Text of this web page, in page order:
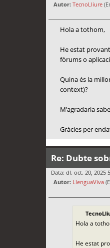
Autor: TecnoLliure
Hola a tothom,
He estat
fòrums o
Quina és la
context)?
M’agradaria
Gràcies per
Re: Dubte
Data: dl. oct. 20, 2025
Autor: LlenguaViva
Hola a
He estat